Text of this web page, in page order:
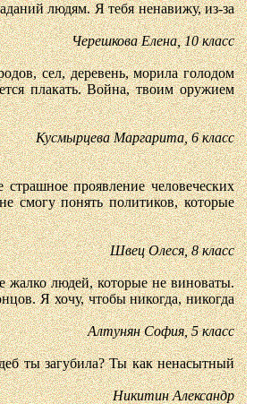
людям. Я тебя ненавижу, из-за
Черешкова Елена, 10 класс
сел, деревень, морила голодом
плакать. Война, твоим оружием
Кусмырцева Маргарита, 6 класс
проявление человеческих
смогу понять политиков, которые
Швец Олеся, 8 класс
жалко людей, которые не виноваты.
Я хочу, чтобы никогда, никогда
Алтунян София, 5 класс
ты загубила? Ты как ненасытный
Никитин Александр